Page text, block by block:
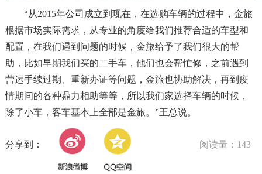
“从2015年公司成立到现在，在选购车辆的过程中，金旅
根据市场实际需求，从专业的角度给我们推荐合适的车型和
配置，在我们遇到问题的时候，金旅给予了我们很大的帮
助，比如早期我们买的二手车，他们也会帮忙修，之前遇到
营运手续过期、重新办证等问题，金旅也协助解决，再到疫
情期间的各种鼎力相助等等，所以我们家选择车辆的时候，
除了小车，客车基本上全部是金旅。”王总说。
分享到： 阅读量：143